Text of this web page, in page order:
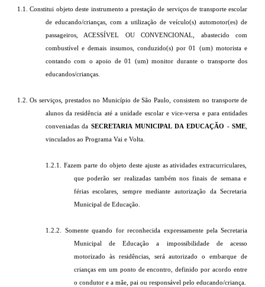
1.1. Constitui objeto deste instrumento a prestação de serviços de transporte escolar
de educando/crianças, com a utilização de veículo(s) automotor(es) de
passageiros, ACESSÍVEL OU CONVENCIONAL, abastecido com
combustível e demais insumos, conduzido(s) por 01 (um) motorista e
contando com o apoio de 01 (um) monitor durante o transporte dos
educandos/crianças.
1.2. Os serviços, prestados no Município de São Paulo, consistem no transporte de
alunos da residência até a unidade escolar e vice-versa e para entidades
conveniadas daSECRETARIA MUNICIPAL DA EDUCAÇÃO - SME,
vinculados ao Programa Vai e Volta.
1.2.1. Fazem parte do objeto deste ajuste as atividades extracurriculares,
que poderão ser realizadas também nos finais de semana e
férias escolares, sempre mediante autorização da Secretaria
Municipal de Educação.
1.2.2. Somente quando for reconhecida expressamente pela Secretaria
Municipal de Educação a impossibilidade de acesso
motorizado às residências, será autorizado o embarque de
crianças em um ponto de encontro, definido por acordo entre
o condutor e a mãe, pai ou responsável pelo educando/criança.